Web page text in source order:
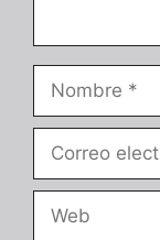
Nombre
Correo
Web